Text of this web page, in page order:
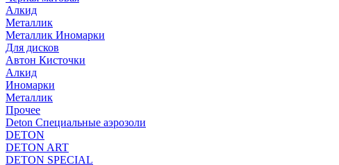
Алкид
Металлик
Металлик Иномарки
Для дисков
Автон Кисточки
Алкид
Иномарки
Металлик
Прочее
Deton Специальные аэрозоли
DETON
DETON ART
DETON SPECIAL